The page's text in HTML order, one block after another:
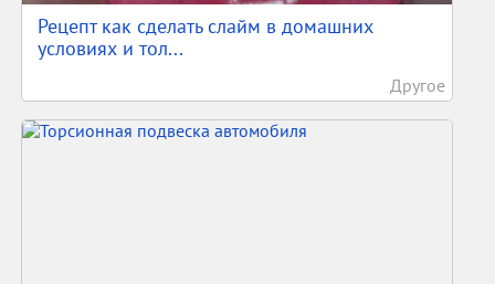
Рецепт как сделать слайм в домашних
условиях и тол...
Другое